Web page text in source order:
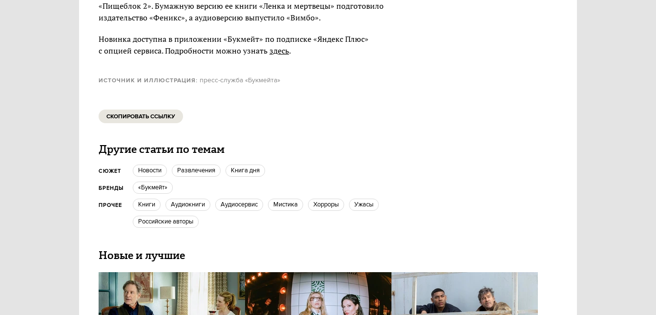
«Пищеблок 2». Бумажную версию ее книги «Ленка и мертвецы» подготовило
издательство «Феникс», а аудиоверсию выпустило «Вимбо».
Новинка доступна в приложении «Букмейт» по подписке «Яндекс Плюс»
с опцией сервиса. Подробности можно узнатьздесь.
ИСТОЧНИК И ИЛЛЮСТРАЦИЯ: пресс-служба «Букмейта»
СКОПИРОВАТЬ ССЫЛКУ
Другие статьи по темам
СЮЖЕТ новости Развлечения Книга дня
БРЕНДЫ «Букмейт»
ПРОЧЕЕ книги Аудиокниги Аудиосервис мистика хорроры ужасы
российские авторы
Новые и лучшие